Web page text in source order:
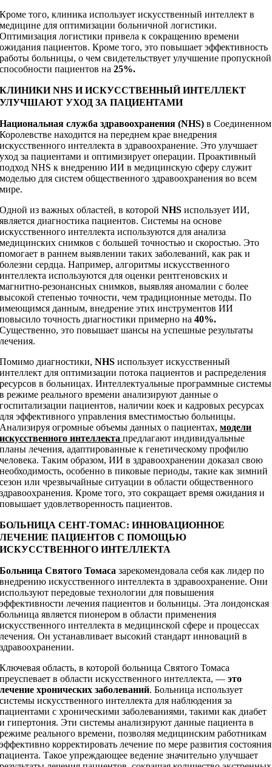
Кроме того, клиника использует искусственный интеллект в
медицине для оптимизации больничной логистики.
Оптимизация логистики привела к сокращению времени
ожидания пациентов. Кроме того, это повышает эффективность
работы больницы, о чем свидетельствует улучшение пропускной
способности пациентов на25%.
КЛИНИКИ NHS И ИСКУССТВЕННЫЙ ИНТЕЛЛЕКТ
УЛУЧШАЮТ УХОД ЗА ПАЦИЕНТАМИ
Национальная служба здравоохранения (NHS) в Соединенном
Королевстве находится на переднем крае внедрения
искусственного интеллекта в здравоохранение. Это улучшает
уход за пациентами и оптимизирует операции. Проактивный
подход NHS к внедрению ИИ в медицинскую сферу служит
моделью для систем общественного здравоохранения во всем
мире.
Одной из важных областей, в которойNHS использует ИИ,
является диагностика пациентов. Системы на основе
искусственного интеллекта используются для анализа
медицинских снимков с большей точностью и скоростью. Это
помогает в раннем выявлении таких заболеваний, как рак и
болезни сердца. Например, алгоритмы искусственного
интеллекта используются для оценки рентгеновских и
магнитно-резонансных снимков, выявляя аномалии с более
высокой степенью точности, чем традиционные методы. По
имеющимся данным, внедрение этих инструментов ИИ
повысило точность диагностики примерно на40%.
Существенно, это повышает шансы на успешные результаты
лечения.
Помимо диагностики,NHS использует искусственный
интеллект для оптимизации потока пациентов и распределения
ресурсов в больницах. Интеллектуальные программные системы
в режиме реального времени анализируют данные о
госпитализации пациентов, наличии коек и кадровых ресурсах
для эффективного управления вместимостью больницы.
Анализируя огромные объемы данных о пациентах,модели
искусственного интеллекта предлагают индивидуальные
планы лечения, адаптированные к генетическому профилю
человека. Таким образом, ИИ в здравоохранении доказал свою
необходимость, особенно в пиковые периоды, такие как зимний
сезон или чрезвычайные ситуации в области общественного
здравоохранения. Кроме того, это сокращает время ожидания и
повышает удовлетворенность пациентов.
БОЛЬНИЦА СЕНТ-ТОМАС: ИННОВАЦИОННОЕ
ЛЕЧЕНИЕ ПАЦИЕНТОВ С ПОМОЩЬЮ
ИСКУССТВЕННОГО ИНТЕЛЛЕКТА
Больница Святого Томаса зарекомендовала себя как лидер по
внедрению искусственного интеллекта в здравоохранение. Они
используют передовые технологии для повышения
эффективности лечения пациентов и больницы. Эта лондонская
больница является пионером в области применения
искусственного интеллекта в медицинской сфере и процессах
лечения. Он устанавливает высокий стандарт инноваций в
здравоохранении.
Ключевая область, в которой больница Святого Томаса
преуспевает в области искусственного интеллекта, —это
лечение хронических заболеваний. Больница использует
системы искусственного интеллекта для наблюдения за
пациентами с хроническими заболеваниями, такими как диабет
и гипертония. Эти системы анализируют данные пациента в
режиме реального времени, позволяя медицинским работникам
эффективно корректировать лечение по мере развития состояния
пациента. Такое упреждающее ведение значительно улучшает